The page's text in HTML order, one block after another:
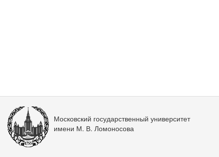
Московский государственный университет
имени М. В. Ломоносова